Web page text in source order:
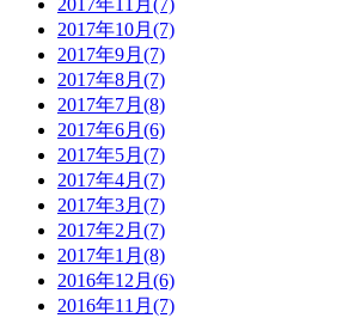
2017年10月(7)
2017年9月(7)
2017年8月(7)
2017年7月(8)
2017年6月(6)
2017年5月(7)
2017年4月(7)
2017年3月(7)
2017年2月(7)
2017年1月(8)
2016年12月(6)
2016年11月(7)